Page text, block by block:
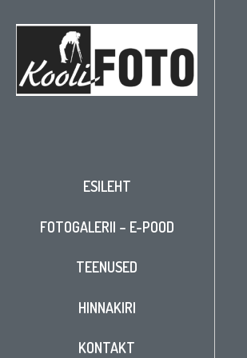
ESILEHT
FOTOGALERII – E-POOD
TEENUSED
HINNAKIRI
KONTAKT